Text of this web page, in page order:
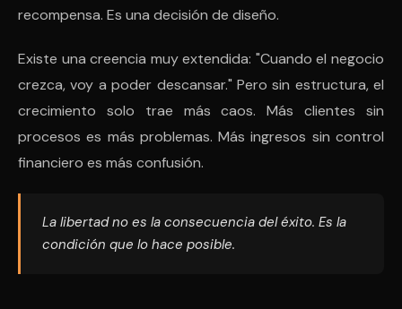
recompensa. Es una decisión de diseño.
Existe una creencia muy extendida: "Cuando el negocio
crezca, voy a poder descansar." Pero sin estructura, el
crecimiento solo trae más caos. Más clientes sin
procesos es más problemas. Más ingresos sin control
financiero es más confusión.
La libertad no es la consecuencia del éxito. Es la
condición que lo hace posible.